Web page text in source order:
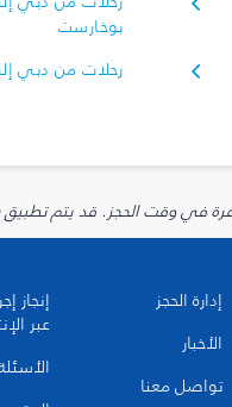
بوخارست
رحلات من دبي
إدارة الحجز
الأخبار
تواصل معنا
إنجاز
عبر